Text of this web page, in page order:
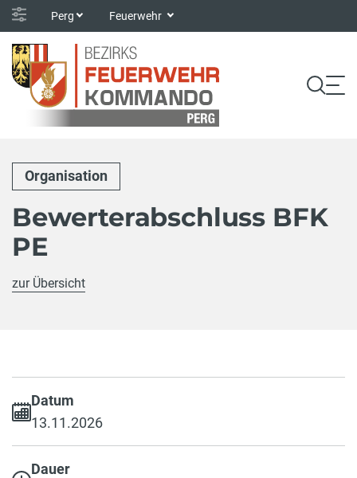
Perg Feuerwehr
Organisation
Bewerterabschluss BFK
PE
zur Übersicht
Datum
13.11.2026
Dauer